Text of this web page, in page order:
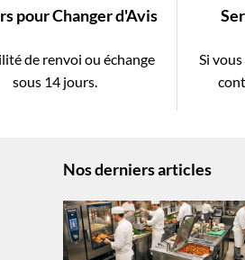
pour Changer d'Avis
de renvoi ou échange
sous 14 jours.
Si
Nos derniers articles